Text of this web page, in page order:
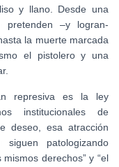
y llano. Desde una
–y logran-
la muerte marcada
el pistolero y una
represiva es la ley
institucionales de
deseo, esa atracción
patologizando
derechos” y “el